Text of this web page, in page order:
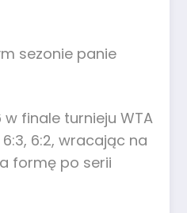
sezonie panie
finale turnieju WTA
6:2, wracając na
formę po serii